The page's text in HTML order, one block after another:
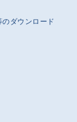
ダウンロード